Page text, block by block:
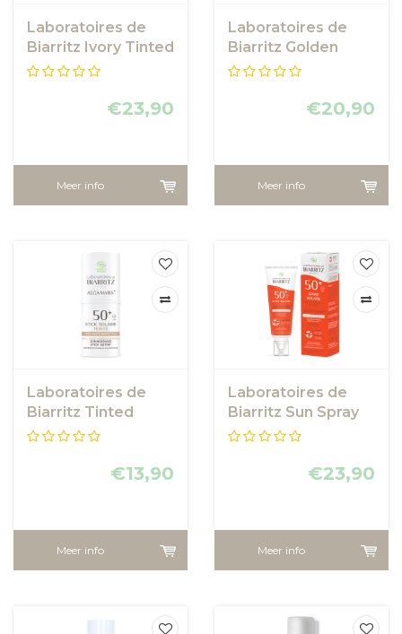
Laboratoires de
Biarritz Ivory Tinted
Face sunscreen
€23,90
Meer info
Laboratoires de
Biarritz Golden
Tinted Face
€20,90
Meer info
Laboratoires de
Biarritz Tinted
Sunscreen Stick
€13,90
Meer info
Laboratoires de
Biarritz Sun Spray
SPF50+
€23,90
Meer info